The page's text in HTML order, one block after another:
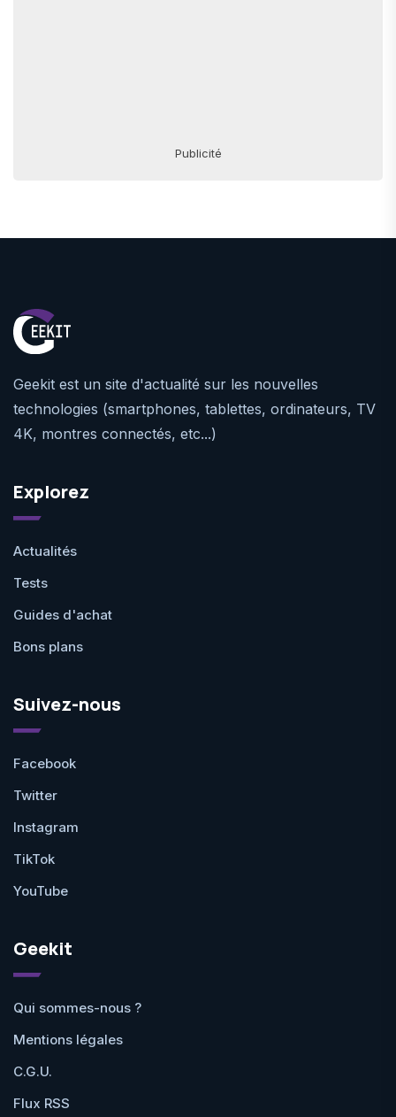
Publicité
Geekit est un site d'actualité sur les nouvelles
technologies (smartphones, tablettes, ordinateurs, TV
4K, montres connectés, etc...)
Explorez
Actualités
Tests
Guides d'achat
Bons plans
Suivez-nous
Facebook
Twitter
Instagram
TikTok
YouTube
Geekit
Qui sommes-nous ?
Mentions légales
C.G.U.
Flux RSS